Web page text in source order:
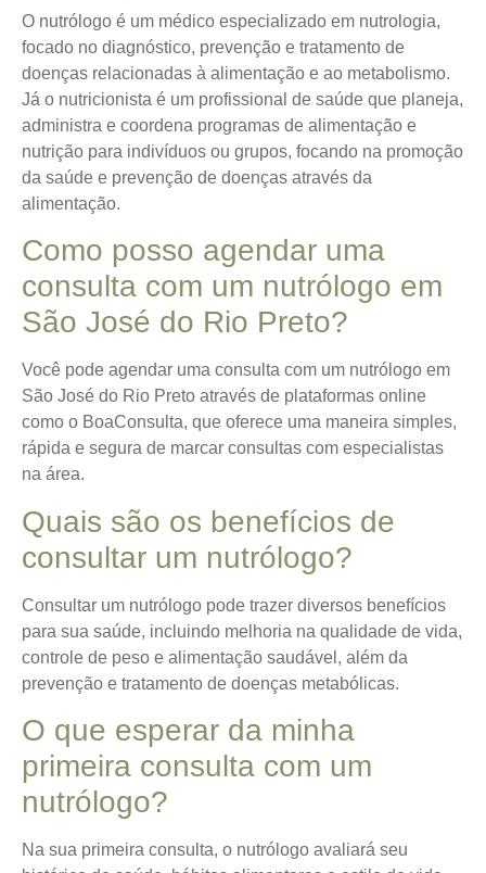
O nutrólogo é um médico especializado em nutrologia,
focado no diagnóstico, prevenção e tratamento de
doenças relacionadas à alimentação e ao metabolismo.
Já o nutricionista é um profissional de saúde que planeja,
administra e coordena programas de alimentação e
nutrição para indivíduos ou grupos, focando na promoção
da saúde e prevenção de doenças através da
alimentação.
Como posso agendar uma
consulta com um nutrólogo em
São José do Rio Preto?
Você pode agendar uma consulta com um nutrólogo em
São José do Rio Preto através de plataformas online
como o BoaConsulta, que oferece uma maneira simples,
rápida e segura de marcar consultas com especialistas
na área.
Quais são os benefícios de
consultar um nutrólogo?
Consultar um nutrólogo pode trazer diversos benefícios
para sua saúde, incluindo melhoria na qualidade de vida,
controle de peso e alimentação saudável, além da
prevenção e tratamento de doenças metabólicas.
O que esperar da minha
primeira consulta com um
nutrólogo?
Na sua primeira consulta, o nutrólogo avaliará seu